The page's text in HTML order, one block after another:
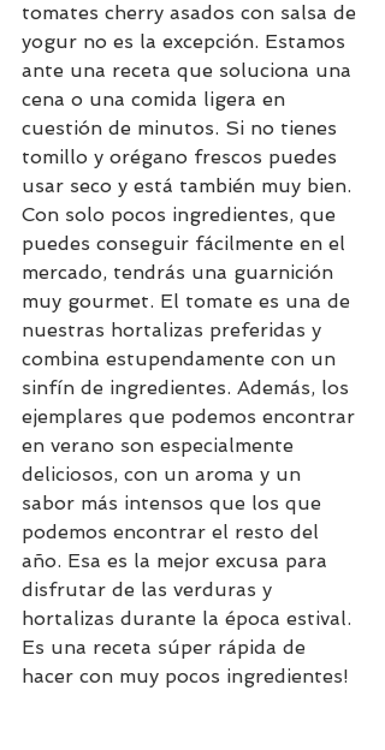
tomates cherry asados con salsa de
yogur no es la excepción. Estamos
ante una receta que soluciona una
cena o una comida ligera en
cuestión de minutos. Si no tienes
tomillo y orégano frescos puedes
usar seco y está también muy bien.
Con solo pocos ingredientes, que
puedes conseguir fácilmente en el
mercado, tendrás una guarnición
muy gourmet. El tomate es una de
nuestras hortalizas preferidas y
combina estupendamente con un
sinfín de ingredientes. Además, los
ejemplares que podemos encontrar
en verano son especialmente
deliciosos, con un aroma y un
sabor más intensos que los que
podemos encontrar el resto del
año. Esa es la mejor excusa para
disfrutar de las verduras y
hortalizas durante la época estival.
Es una receta súper rápida de
hacer con muy pocos ingredientes!